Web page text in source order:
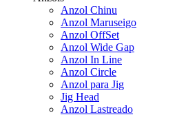
Anzol Chinu
Anzol Maruseigo
Anzol OffSet
Anzol Wide Gap
Anzol In Line
Anzol Circle
Anzol para Jig
Jig Head
Anzol Lastreado